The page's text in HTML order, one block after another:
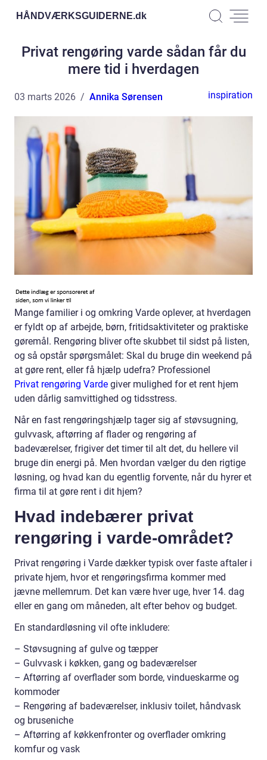
HÅNDVÆRKSGUIDERNE.dk
Privat rengøring varde sådan får du
mere tid i hverdagen
03 marts 2026 Annika Sørensen inspiration
Mange familier i og omkring Varde oplever, at hverdagen
er fyldt op af arbejde, børn, fritidsaktiviteter og praktiske
gøremål. Rengøring bliver ofte skubbet til sidst på listen,
og så opstår spørgsmålet: Skal du bruge din weekend på
at gøre rent, eller få hjælp udefra? Professionel
Privat rengøring Varde giver mulighed for et rent hjem
uden dårlig samvittighed og tidsstress.
Når en fast rengøringshjælp tager sig af støvsugning,
gulvvask, aftørring af flader og rengøring af
badeværelser, frigiver det timer til alt det, du hellere vil
bruge din energi på. Men hvordan vælger du den rigtige
løsning, og hvad kan du egentlig forvente, når du hyrer et
firma til at gøre rent i dit hjem?
Hvad indebærer privat
rengøring i varde-området?
Privat rengøring i Varde dækker typisk over faste aftaler i
private hjem, hvor et rengøringsfirma kommer med
jævne mellemrum. Det kan være hver uge, hver 14. dag
eller en gang om måneden, alt efter behov og budget.
En standardløsning vil ofte inkludere:
– Støvsugning af gulve og tæpper
– Gulvvask i køkken, gang og badeværelser
– Aftørring af overflader som borde, vindueskarme og
kommoder
– Rengøring af badeværelser, inklusiv toilet, håndvask
og bruseniche
– Aftørring af køkkenfronter og overflader omkring
komfur og vask